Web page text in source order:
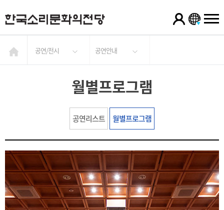
공연/전시 공연안내
월별프로그램
공연리스트 월별프로그램